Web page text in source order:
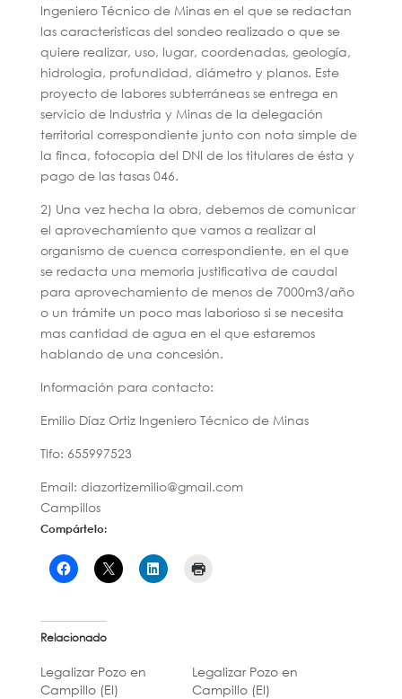
Ingeniero Técnico de Minas en el que se redactan
las características del sondeo realizado o que se
quiere realizar, uso, lugar, coordenadas, geología,
hidrologia, profundidad, diámetro y planos. Este
proyecto de labores subterráneas se entrega en
servicio de Industria y Minas de la delegación
territorial correspondiente junto con nota simple de
la finca, fotocopia del DNI de los titulares de ésta y
pago de las tasas 046.
2) Una vez hecha la obra, debemos de comunicar
el aprovechamiento que vamos a realizar al
organismo de cuenca correspondiente, en el que
se redacta una memoria justificativa de caudal
para aprovechamiento de menos de 7000m3/año
o un trámite un poco mas laborioso si se necesita
mas cantidad de agua en el que estaremos
hablando de una concesión.
Información para contacto:
Emilio Díaz Ortiz Ingeniero Técnico de Minas
Tlfo: 655997523
Email: diazortizemilio@gmail.com
Campillos
Compártelo:
Relacionado
Legalizar Pozo en
Campillo (El)
Legalizar Pozo en
Campillo (El)